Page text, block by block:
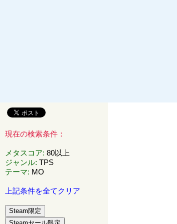
現在の検索条件：
メタスコア: 80以上
ジャンル: TPS
テーマ: MO
上記条件を全てクリア